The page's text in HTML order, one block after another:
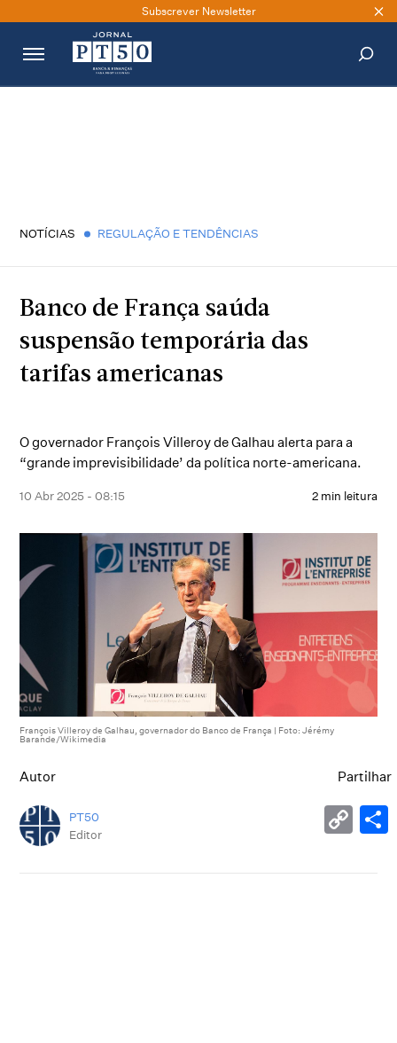
Subscrever Newsletter
NOTÍCIAS REGULAÇÃO E TENDÊNCIAS
Banco de França saúda
suspensão temporária das
tarifas americanas
O governador François Villeroy de Galhau alerta para a
“grande imprevisibilidade’ da política norte-americana.
10 Abr 2025 - 08:15 2 min leitura
François Villeroy de Galhau, governador do Banco de França | Foto: Jérémy
Barande/Wikimedia
Autor
PT50
Editor
Partilhar